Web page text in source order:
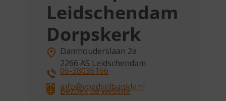
Leidschendam
Dorpskerk
Damhouderslaan 2a
2266 AS Leidschendam
06-38035166
info@voedselbanklv.nl
Bezoek de website